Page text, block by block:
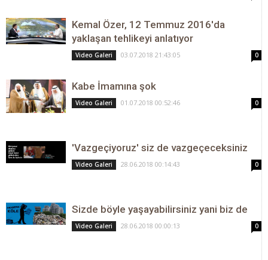
Kemal Özer, 12 Temmuz 2016'da
yaklaşan tehlikeyi anlatıyor
Video Galeri 03.07.2018 21:43:05 0
Kabe İmamına şok
Video Galeri 01.07.2018 00:52:46 0
'Vazgeçiyoruz' siz de vazgeçeceksiniz
Video Galeri 28.06.2018 00:14:43 0
Sizde böyle yaşayabilirsiniz yani biz de
Video Galeri 28.06.2018 00:00:13 0